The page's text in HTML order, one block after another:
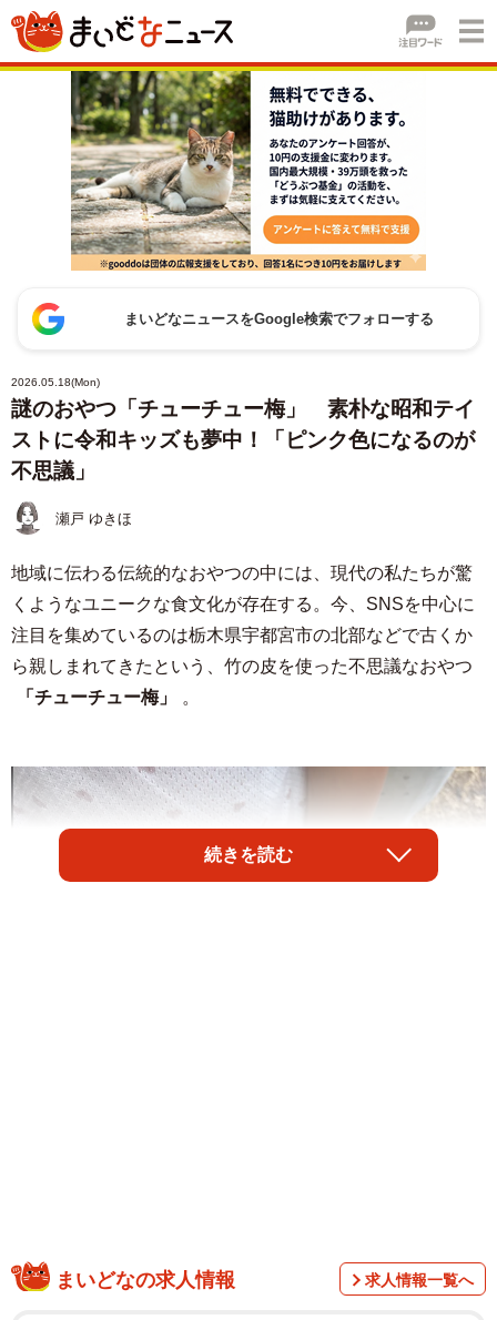
まいどなニュースをGoogle検索でフォローする
2026.05.18(Mon)
謎のおやつ「チューチュー梅」 素朴な昭和テイ
ストに令和キッズも夢中！「ピンク色になるのが
不思議」
瀬戸 ゆきほ
地域に伝わる伝統的なおやつの中には、現代の私たちが驚
くようなユニークな食文化が存在する。今、SNSを中心に
注目を集めているのは栃木県宇都宮市の北部などで古くか
ら親しまれてきたという、竹の皮を使った不思議なおやつ
「チューチュー梅」
。
続きを読む
まいどなの求人情報 求人情報一覧へ